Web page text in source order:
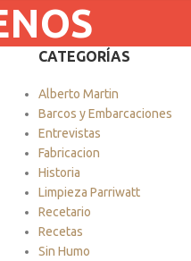
CATEGORÍAS
Alberto Martin
Barcos y Embarcaciones
Entrevistas
Fabricacion
Historia
Limpieza Parriwatt
Recetario
Recetas
Sin Humo